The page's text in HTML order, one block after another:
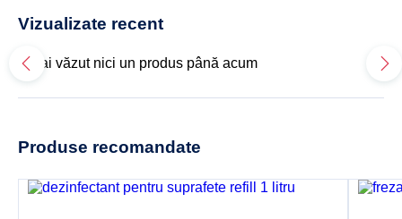
Vizualizate recent
Nu ai văzut nici un produs până acum
Produse recomandate